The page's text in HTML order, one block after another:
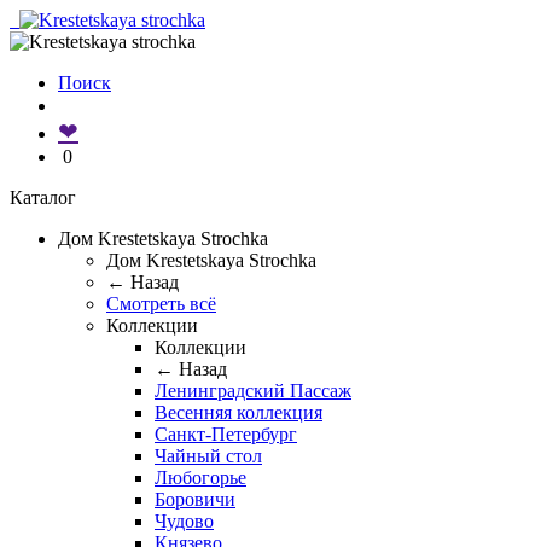
Поиск
❤
0
Каталог
Дом Krestetskaya Strochka
Дом Krestetskaya Strochka
← Назад
Смотреть всё
Коллекции
Коллекции
← Назад
Ленинградский Пассаж
Весенняя коллекция
Санкт-Петербург
Чайный стол
Любогорье
Боровичи
Чудово
Князево